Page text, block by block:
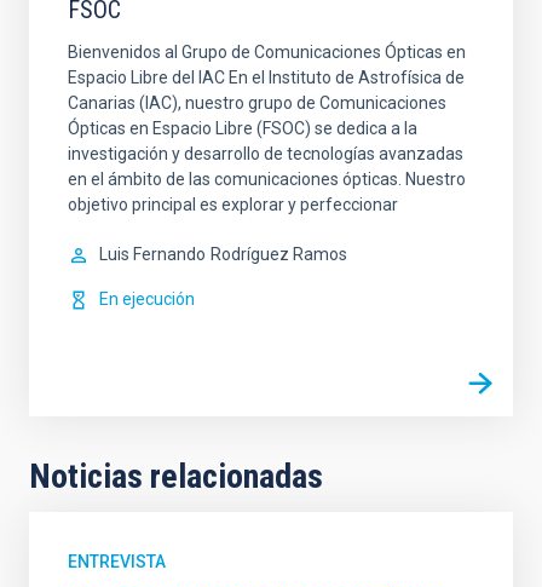
FSOC
Bienvenidos al Grupo de Comunicaciones Ópticas en
Espacio Libre del IAC En el Instituto de Astrofísica de
Canarias (IAC), nuestro grupo de Comunicaciones
Ópticas en Espacio Libre (FSOC) se dedica a la
investigación y desarrollo de tecnologías avanzadas
en el ámbito de las comunicaciones ópticas. Nuestro
objetivo principal es explorar y perfeccionar
Luis Fernando Rodríguez Ramos
En ejecución
Noticias relacionadas
ENTREVISTA